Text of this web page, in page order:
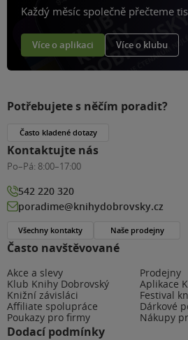
Každý měsíc společně přečteme
Více o aplikaci Více o klubu
Často navštěvované
Akce a slevy
Prodejny
Klub Knihy Dobrovský
Aplikace
Knižní závisláci
Festival
Affiliate spolupráce
Dárkové
Poukazy pro firmy
Nákupy
Dodací podmínky
Potřebujete s něčím poradit?
Často kladené dotazy
Kontaktujte nás
Po–Pá: 8:00–17:00
542 220 320
poradime@knihydobrovsky.cz
Všechny kontakty Naše prodejny